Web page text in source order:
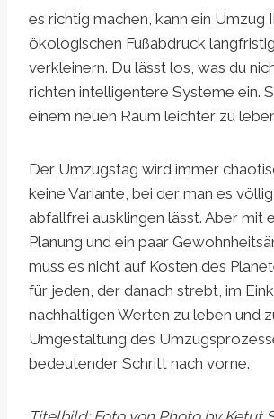
es richtig machen, kann ein Umzug
ökologischen Fußabdruck
verkleinern. Du lässt los, was du
richten intelligentere Systeme ein.
einem neuen Raum leichter zu
Der Umzugstag wird immer
keine Variante, bei der man es
abfallfrei ausklingen lässt. Aber mit
Planung und ein paar
muss es nicht auf Kosten des
für jeden, der danach strebt, im
nachhaltigen Werten zu leben und
Umgestaltung des
bedeutender Schritt nach vorne.